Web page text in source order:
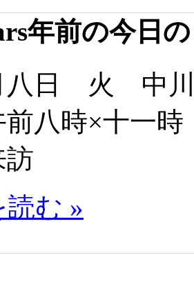
年前の今日
日 火 中川
八時×十一
訪
む »